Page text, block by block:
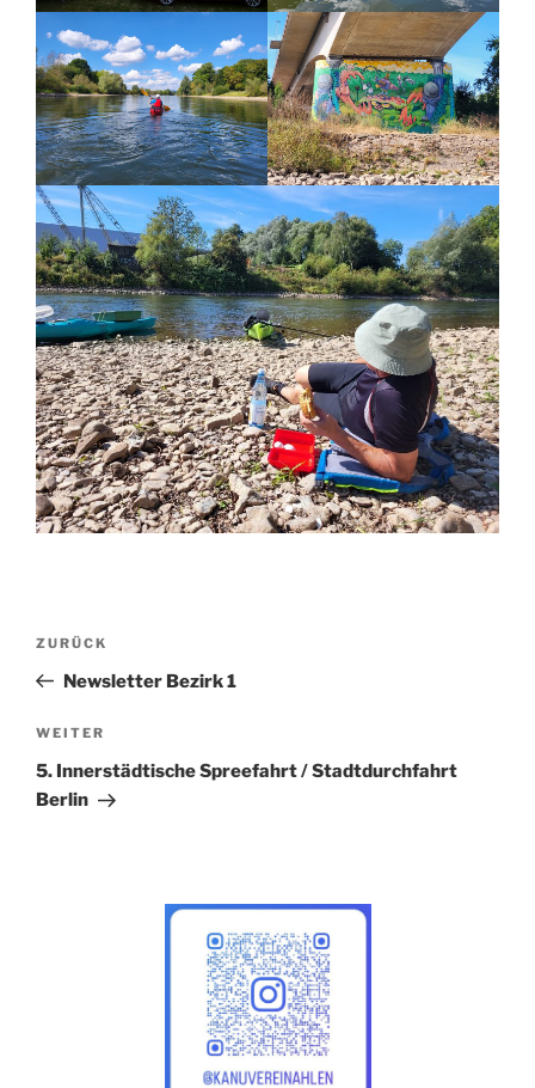
Beitragsnavigation
Vorheriger
Beitrag
ZURÜCK
Newsletter Bezirk 1
Nächster
Beitrag
WEITER
5. Innerstädtische Spreefahrt / Stadtdurchfahrt
Berlin